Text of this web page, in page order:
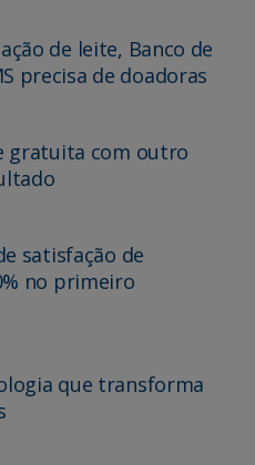
de leite, Banco de
precisa de doadoras
gratuita com outro
satisfação de
no primeiro
que transforma